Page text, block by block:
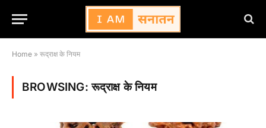
Home » रूद्राक्ष के नियम
BROWSING:रूद्राक्ष के नियम